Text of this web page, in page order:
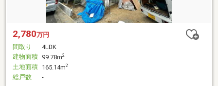
2,780万円
間取り
4LDK
建物面積 99.78m2
土地面積 165.14m2
総戸数
-